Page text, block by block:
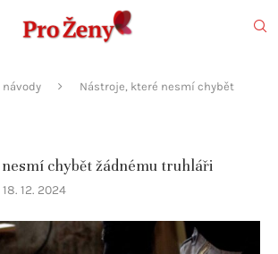
návody
Nástroje, které nesmí chybět
chybět žádnému truhláři
18. 12. 2024